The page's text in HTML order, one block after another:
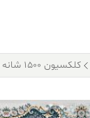
کلکسیون ۱۵۰۰ شانه قیطران